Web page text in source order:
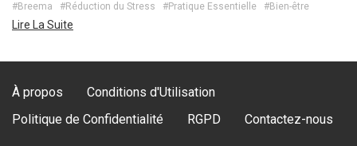
#Breema #Réduction du Stress #Pratique Essentielle #Bien-être
Lire La Suite
À propos
Conditions d'Utilisation
Politique de Confidentialité
RGPD Contactez-nous